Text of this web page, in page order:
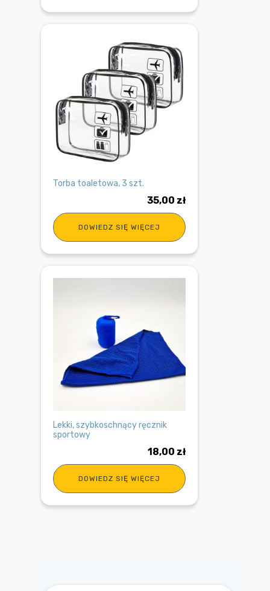
Torba toaletowa, 3 szt.
35,00 zł
DOWIEDZ SIĘ WIĘCEJ
Lekki, szybkoschnący ręcznik
sportowy
18,00 zł
DOWIEDZ SIĘ WIĘCEJ